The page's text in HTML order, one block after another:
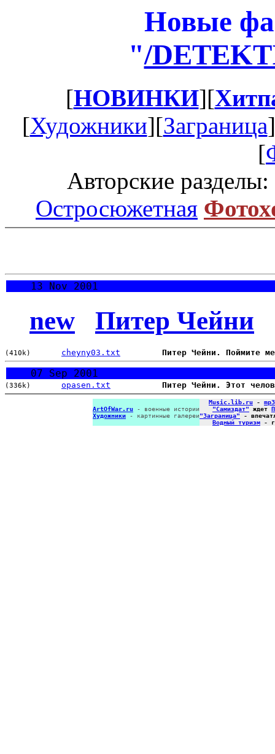
Новые
"/
[НОВИНКИ][
[Художники][Заграница
[
Авторские разделы:
Остросюжетная
13 Nov 2001
new Питер Чейни
(410k) cheyny03.txt Питер Чейни. Поймите
07 Sep 2001
(336k) opasen.txt Питер Чейни. Этот
ArtOfWar.ru - военные истории
Художники - картинные галереи
Music.lib.ru - mp3
"Самиздат" ждет
"Заграница" -
Водный туризм -